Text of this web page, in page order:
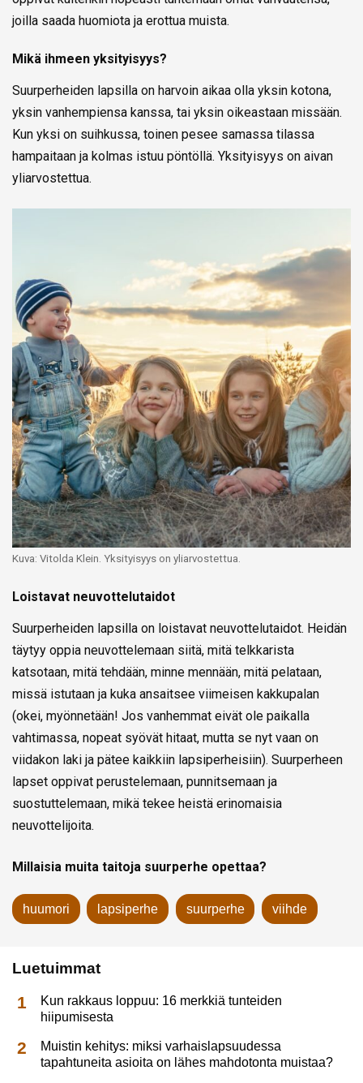
joilla saada huomiota ja erottua muista.
Mikä ihmeen yksityisyys?
Suurperheiden lapsilla on harvoin aikaa olla yksin kotona,
yksin vanhempiensa kanssa, tai yksin oikeastaan missään.
Kun yksi on suihkussa, toinen pesee samassa tilassa
hampaitaan ja kolmas istuu pöntöllä. Yksityisyys on aivan
yliarvostettua.
Kuva: Vitolda Klein. Yksityisyys on yliarvostettua.
Loistavat neuvottelutaidot
Suurperheiden lapsilla on loistavat neuvottelutaidot. Heidän
täytyy oppia neuvottelemaan siitä, mitä telkkarista
katsotaan, mitä tehdään, minne mennään, mitä pelataan,
missä istutaan ja kuka ansaitsee viimeisen kakkupalan
(okei, myönnetään! Jos vanhemmat eivät ole paikalla
vahtimassa, nopeat syövät hitaat, mutta se nyt vaan on
viidakon laki ja pätee kaikkiin lapsiperheisiin). Suurperheen
lapset oppivat perustelemaan, punnitsemaan ja
suostuttelemaan, mikä tekee heistä erinomaisia
neuvottelijoita.
Millaisia muita taitoja suurperhe opettaa?
huumori lapsiperhe suurperhe viihde
Luetuimmat
Kun rakkaus loppuu: 16 merkkiä tunteiden
hiipumisesta
Muistin kehitys: miksi varhaislapsuudessa
tapahtuneita asioita on lähes mahdotonta muistaa?